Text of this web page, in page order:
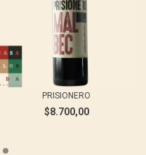
PRISIONERO
$8.700,00